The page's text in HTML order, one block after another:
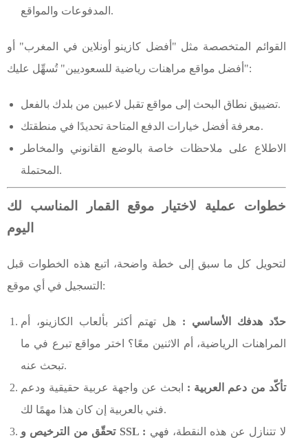
المدفوعات والمواقع.
القوائم المتخصصة مثل "أفضل كازينو أونلاين في المغرب" أو
"أفضل مواقع مراهنات رياضية للسعوديين" تُسهِّل عليك:
تضييق نطاق البحث إلى مواقع تقبل لاعبين من بلدك بالفعل.
معرفة أفضل خيارات الدفع المتاحة تحديدًا في منطقتك.
الاطلاع على ملاحظات خاصة بالوضع القانوني والمخاطر
المحتملة.
خطوات عملية لاختيار موقع القمار المناسب لك
اليوم
لتحويل كل ما سبق إلى خطة واضحة، اتبع هذه الخطوات قبل
التسجيل في أي موقع:
حدّد هدفك الأساسي : هل تهتم أكثر بألعاب الكازينو، أم
المراهنات الرياضية، أم الاثنين معًا؟ اختر مواقع تبرع في ما
تبحث عنه.
تأكّد من دعم العربية : ابحث عن واجهة عربية حقيقية ودعم
فني بالعربية إن كان هذا مهمًا لك.
تحقّق من الترخيص و SSL :